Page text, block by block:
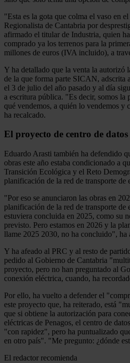
"Esta es la gota que colma el vaso en
Regionalista de Cantabria por
afirmado el titular de Industria, quien
comprado ya los terrenos para la
millones de euros (IVA incluido), a
Y ha detallado que la venta la autorizó
de la que forma parte SICAN, adscrita
el 3 de julio del año pasado y al día
a escritura pública. "Es decir, somos la
qué vendemos, a quién lo vendemos y
ha recalcado.
El proyecto de centro de
Eduardo Arasti también ha defendido
obras este año estaba condicionado a
Transición Ecológica y el Reto
planificación de la red de transporte de
"Por eso se anunciaron las obras en
planificación de la red de transporte de
estuviera concluida en 2025, como su
previsto. Pero estamos en 2026 y la
llame 2025 2030, no ha concluido", ha
Y ha afeado al PRC y al resto de
pedido al Gobierno de Cantabria
proyecto, pero no han preguntado al
conexión eléctrica, cuando, ha
Por ello, ha vuelto a defender el
este proyecto que, ha reiterado, está
que si obtiene la autorización para
eléctricas de Penagos, el centro de
"con rapidez", pero ha puntualizado
en otro país". "Me pregunto: ¿dónde
El redactor recomienda